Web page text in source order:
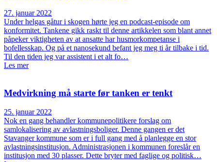
27. januar 2022
Under helgas gåtur i skogen hørte jeg en podcast-episode om
konformitet. Tankene gikk raskt til denne artikkelen som blant annet
påpeker viktigheten av at ansatte har husmorkompetanse i
bofellesskap. Og på et nanosekund befant jeg meg ti år tilbake i tid.
Til den tiden jeg var assistent i et alt fo…
Les mer
Medvirkning må starte før tanken er tenkt
25. januar 2022
Nok en gang behandler kommunepolitikere forslag om
samlokalisering av avlastningsboliger. Denne gangen er det
Stavanger kommune som er i full gang med å planlegge en stor
avlastningsinstitusjon. Administrasjonen i kommunen foreslår en
institusjon med 30 plasser. Dette bryter med faglige og politisk…